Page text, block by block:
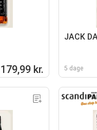
179,99 kr.
JACK
5 dage